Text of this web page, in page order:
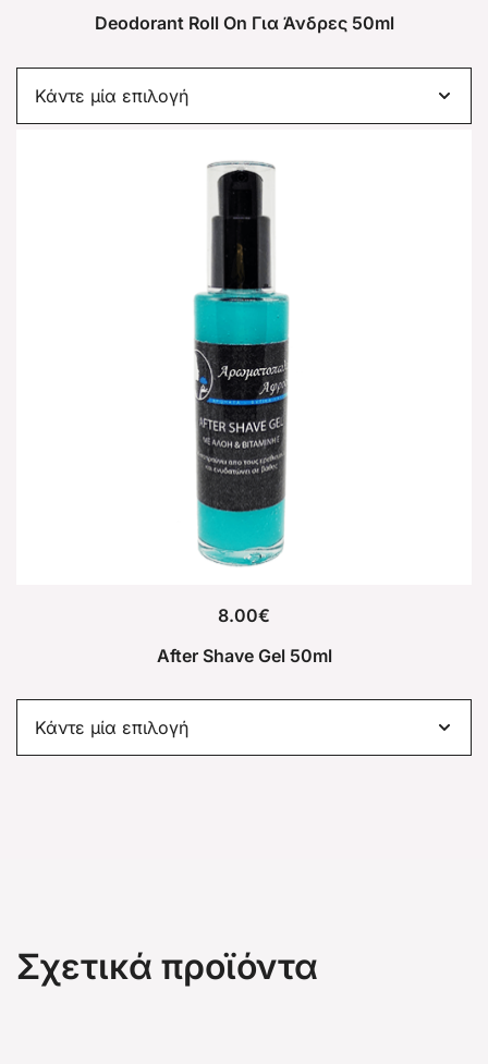
Deodorant Roll On Για Άνδρες 50ml
8.00€
After Shave Gel 50ml
Σχετικά προϊόντα